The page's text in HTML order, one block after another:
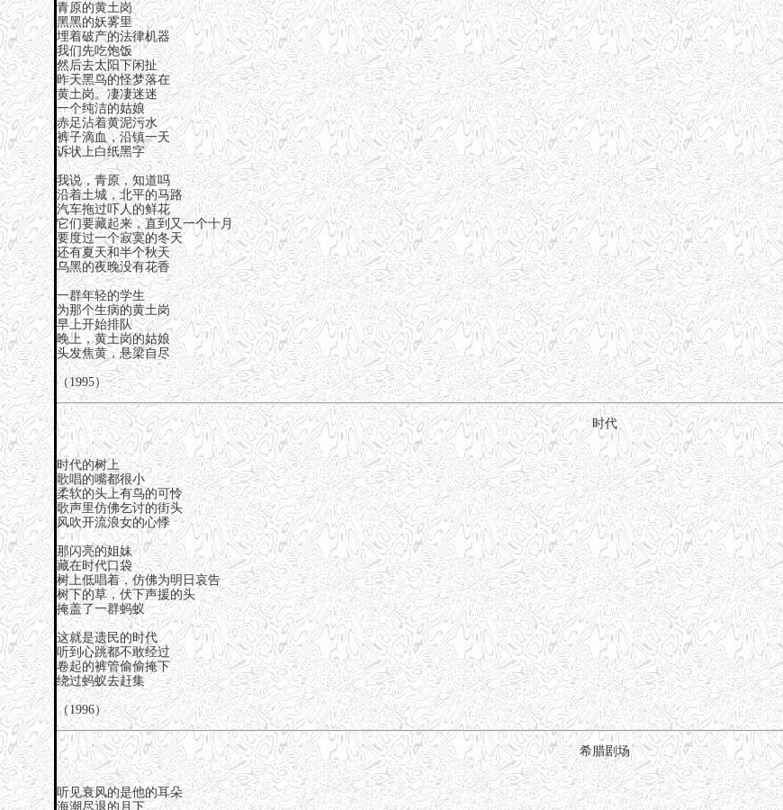
青原的黄土岗
黑黑的妖雾里
埋着破产的法律机器
我们先吃饱饭
然后去太阳下闲扯
昨天黑鸟的怪梦落在
黄土岗。凄凄迷迷
一个纯洁的姑娘
赤足沾着黄泥污水
裤子滴血，沿镇一天
诉状上白纸黑字
我说，青原，知道吗
沿着土城，北平的马路
汽车拖过吓人的鲜花
它们要藏起来，直到又一个十月
要度过一个寂寞的冬天
还有夏天和半个秋天
乌黑的夜晚没有花香
一群年轻的学生
为那个生病的黄土岗
早上开始排队
晚上，黄土岗的姑娘
头发焦黄，悬梁自尽
（1995）
时代
时代的树上
歌唱的嘴都很小
柔软的头上有鸟的可怜
歌声里仿佛乞讨的街头
风吹开流浪女的心悸
那闪亮的姐妹
藏在时代口袋
树上低唱着，仿佛为明日哀告
树下的草，伏下声援的头
掩盖了一群蚂蚁
这就是遗民的时代
听到心跳都不敢经过
卷起的裤管偷偷掩下
绕过蚂蚁去赶集
（1996）
希腊剧场
听见衰风的是他的耳朵
海潮尽退的月下